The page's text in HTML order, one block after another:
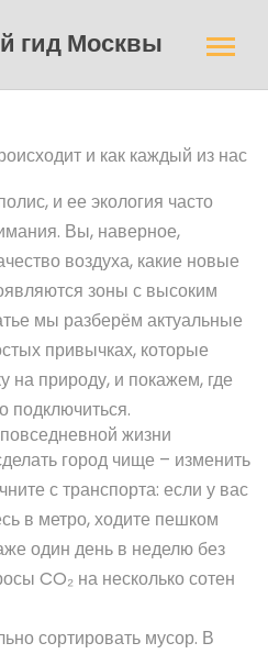
гид Москвы
и как каждый из нас
и ее экология часто
Вы, наверное,
воздуха, какие новые
зоны с высоким
мы разберём актуальные
привычках, которые
на природу, и покажем, где
подключиться.
жизни
город чище – изменить
с транспорта: если у вас
в метро, ходите пешком
один день в неделю без
CO₂ на несколько сотен
сортировать мусор. В